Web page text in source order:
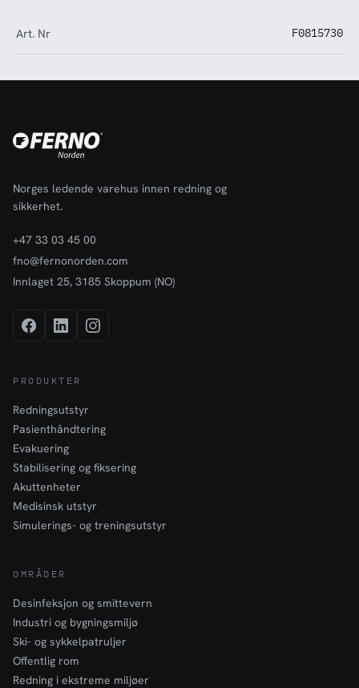
Art. Nr F0815730
Norges ledende varehus innen redning og
sikkerhet.
+47 33 03 45 00
fno@fernonorden.com
Innlaget 25, 3185 Skoppum (NO)
PRODUKTER
Redningsutstyr
Pasienthåndtering
Evakuering
Stabilisering og fiksering
Akuttenheter
Medisinsk utstyr
Simulerings- og treningsutstyr
OMRÅDER
Desinfeksjon og smittevern
Industri og bygningsmiljø
Ski- og sykkelpatruljer
Offentlig rom
Redning i ekstreme miljøer